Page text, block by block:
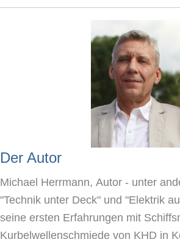
Der Autor
Michael Herrmann, Autor - unter
"Technik unter Deck" und "Elektrik
seine ersten Erfahrungen mit
Kurbelwellenschmiede von KHD in